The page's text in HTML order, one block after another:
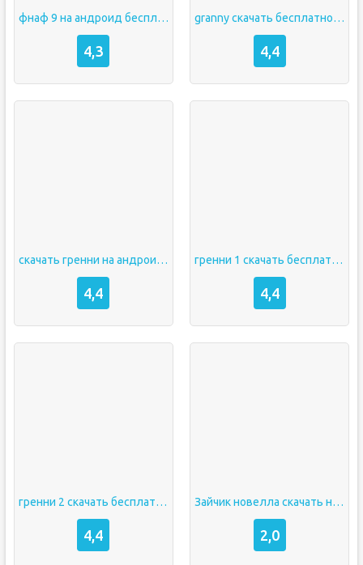
фнаф 9 на андроид бесплатно полную версию на русском языке бесплатно без вирусов на телефон
4,3
granny скачать бесплатно на андроид
4,4
скачать гренни на андроид бесплатно
4,4
гренни 1 скачать бесплатно на андроид
4,4
гренни 2 скачать бесплатно на андроид
4,4
Зайчик новелла скачать на андроид бесплатно
2,0